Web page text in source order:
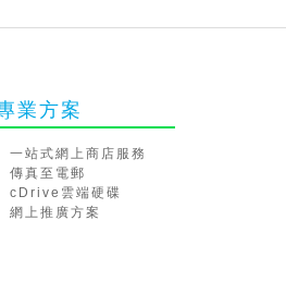
業方案
一站式網上商店服務
傳真至電郵
cDrive雲端硬碟
網上推廣方案